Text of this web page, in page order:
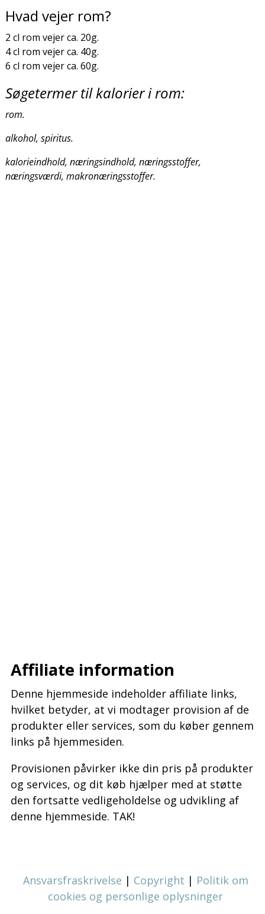
Hvad vejer rom?
2 cl rom vejer ca. 20g.
4 cl rom vejer ca. 40g.
6 cl rom vejer ca. 60g.
Søgetermer til kalorier i rom:
rom.
alkohol, spiritus.
kalorieindhold, næringsindhold, næringsstoffer,
næringsværdi, makronæringsstoffer.
Affiliate information
Denne hjemmeside indeholder affiliate links,
hvilket betyder, at vi modtager provision af de
produkter eller services, som du køber gennem
links på hjemmesiden.
Provisionen påvirker ikke din pris på produkter
og services, og dit køb hjælper med at støtte
den fortsatte vedligeholdelse og udvikling af
denne hjemmeside. TAK!
Ansvarsfraskrivelse | Copyright | Politik om
cookies og personlige oplysninger